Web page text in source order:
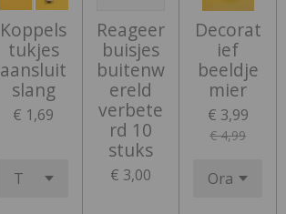
Koppels
tukjes
aansluit
slang
€ 1,69
Reageer
buisjes
buitenw
ereld
verbete
rd 10
stuks
€ 3,00
Decorat
ief
beeldje
mier
€ 3,99
€ 4,99